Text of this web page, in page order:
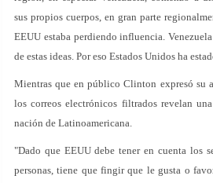
sus propios cuerpos, en gran parte
EEUU estaba perdiendo influencia.
de estas ideas. Por eso Estados Unidos ha
Mientras que en público Clinton expresó su
los correos electrónicos filtrados revelan
nación de Latinoamericana.
"Dado que EEUU debe tener en cuenta los
personas, tiene que fingir que le gusta o